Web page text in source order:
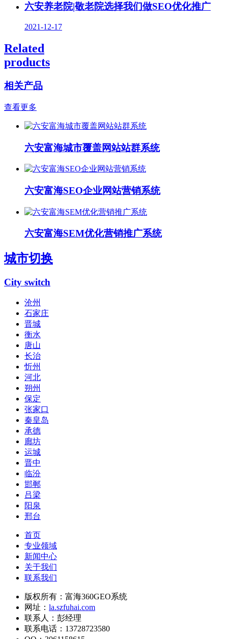
六安养老院|敬老院选择我们做SEO优化推广
2021-12-17
Related
products
相关产品
查看更多
六安富海城市覆盖网站站群系统
六安富海SEO企业网站营销系统
六安富海SEM优化营销推广系统
城市切换
City switch
沧州
石家庄
晋城
衡水
唐山
长治
忻州
河北
朔州
保定
张家口
秦皇岛
承德
廊坊
运城
晋中
临汾
邯郸
吕梁
阳泉
邢台
首页
专业领域
新闻中心
关于我们
联系我们
版权所有：富海360GEO系统
网址： la.szfuhai.com
联系人：彭经理
联系电话：13728723580